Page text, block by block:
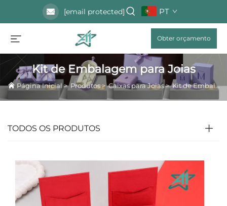
[email protected] PT
Obter orçamento
Kit de Embalagem para Joias
Página Inicial>Produtos>Caixas para Joias>Kit de Embalagem para Joias
TODOS OS PRODUTOS